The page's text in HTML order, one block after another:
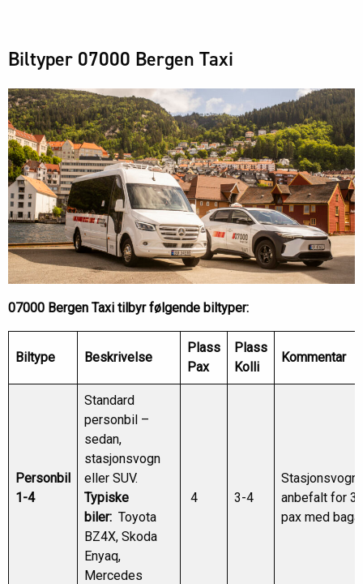
Biltyper 07000 Bergen Taxi
07000 Bergen Taxi tilbyr følgende biltyper:
Biltype Beskrivelse
Plass
Pax
Plass
Kolli
Kommentar
Personbil
1-4
Standard
personbil –
sedan,
stasjonsvogn
eller SUV.
Typiske
biler: Toyota
BZ4X, Skoda
Enyaq,
Mercedes
4 3-4
Stasjonsvogn
anbefalt for
pax med